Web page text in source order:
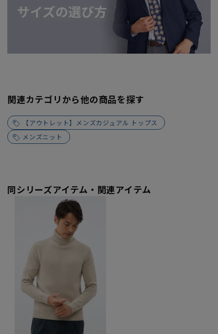
関連カテゴリから他の商品を探す
【アウトレット】メンズカジュアル トップス
メンズニット
同シリーズアイテム・関連アイテム